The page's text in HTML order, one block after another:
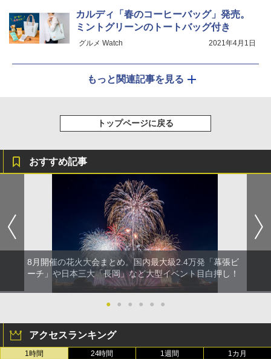
カルディ「春のコーヒーバッグ」発売。
ミントグリーンのトートバッグ付き
グルメ Watch 2021年4月1日
もっと関連記事を見る
トップページに戻る
おすすめ記事
8月開催の花火大会まとめ。国内最大級2.4万発「幕張ビ
ーチ」や日本三大「長岡」など大型イベント目白押し！
● ● ● ● ● ●
アクセスランキング
1時間 24時間 1週間 1カ月